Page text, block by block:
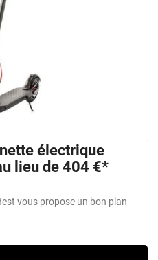
électrique
lieu de 404 €*
vous propose un bon plan